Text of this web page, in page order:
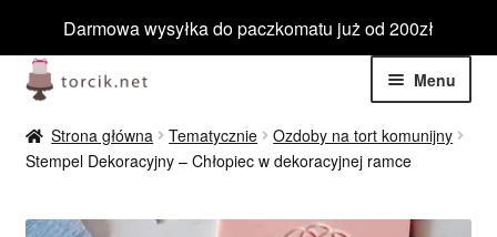
Darmowa wysyłka do paczkomatu już od 200zł
Przejdź
do
nawigacji
Przejdź
do
treści
Menu
Jadalne
Rozwiń
menu
Strona główna Tematycznie
Ozdoby na tort komunijny
Stempel Dekoracyjny – Chłopiec w dekoracyjnej ramce